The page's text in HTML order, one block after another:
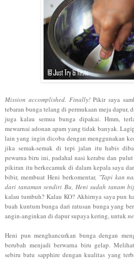
Mission accomplished. Finally!Pikir saya
tebaran bunga telang di permukaan meja dapur,
juga kalau semua bunga dipakai. Hmm,
mewarnai adonan apam yang tidak banyak.
lain yang ingin dicoba dengan menggunakan
jika semak-semak di tepi jalan itu habis
pewarna biru ini, padahal nasi kerabu dan
pikiran itu berkecamuk di dalam kepala saya
bibir, membuat Heni berkomentar, "Tapi kan
dari tanaman sendiri Bu, Heni sudah tanam
kalau tumbuh? Kalau KO? Akhirnya saya pun
buah kuntum bunga dari ratusan bunga yang
angin-anginkan di dapur supaya kering, untuk
Heni pun menghancurkan bunga dengan
berubah menjadi berwarna biru gelap.
sebiru batu sapphire dengan kualitas yang